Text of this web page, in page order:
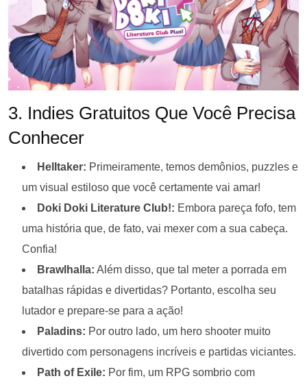
3. Indies Gratuitos Que Você Precisa
Conhecer
Helltaker: Primeiramente, temos demônios, puzzles e
um visual estiloso que você certamente vai amar!
Doki Doki Literature Club!: Embora pareça fofo, tem
uma história que, de fato, vai mexer com a sua cabeça.
Confia!
Brawlhalla: Além disso, que tal meter a porrada em
batalhas rápidas e divertidas? Portanto, escolha seu
lutador e prepare-se para a ação!
Paladins: Por outro lado, um hero shooter muito
divertido com personagens incríveis e partidas viciantes.
Path of Exile: Por fim, um RPG sombrio com